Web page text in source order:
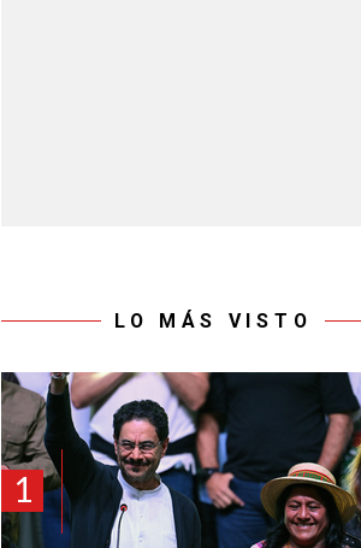
LO MÁS VISTO
1